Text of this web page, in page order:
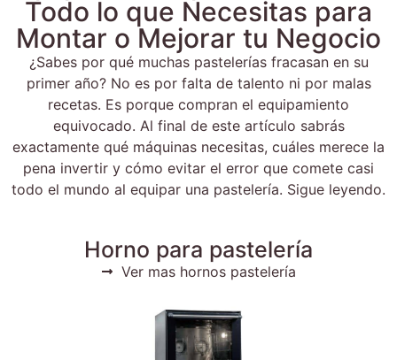
Todo lo que Necesitas para
Montar o Mejorar tu Negocio
¿Sabes por qué muchas pastelerías fracasan en su
primer año? No es por falta de talento ni por malas
recetas. Es porque compran el equipamiento
equivocado. Al final de este artículo sabrás
exactamente qué máquinas necesitas, cuáles merece la
pena invertir y cómo evitar el error que comete casi
todo el mundo al equipar una pastelería. Sigue leyendo.
Horno para pastelería
Ver mas hornos pastelería